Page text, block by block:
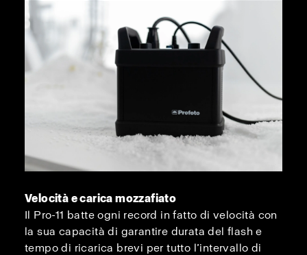
Velocità e carica mozzafiato
Il Pro-11 batte ogni record in fatto di velocità con
la sua capacità di garantire durata del flash e
tempo di ricarica brevi per tutto l’intervallo di